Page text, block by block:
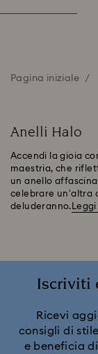
Pagina iniziale
Anelli Halo
Accendi la gioia
maestria, che
un anello
celebrare un'altra
deluderanno.
Iscriviti
Ricevi
consigli di
e beneficia